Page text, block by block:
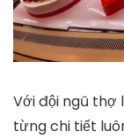
Với đội ngũ thợ
từng chi tiết